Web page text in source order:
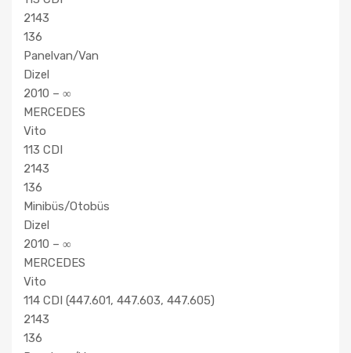
2143
136
Panelvan/Van
Dizel
2010 – ∞
MERCEDES
Vito
113 CDI
2143
136
Minibüs/Otobüs
Dizel
2010 – ∞
MERCEDES
Vito
114 CDI (447.601, 447.603, 447.605)
2143
136